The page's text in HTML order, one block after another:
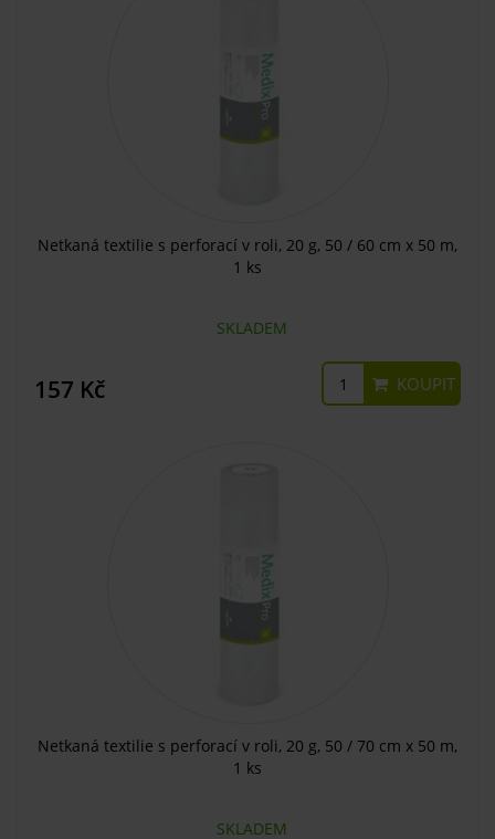
Netkaná textilie s perforací v roli, 20 g, 50 / 60 cm x 50 m,
1 ks
SKLADEM
157 Kč KOUPIT
Netkaná textilie s perforací v roli, 20 g, 50 / 70 cm x 50 m,
1 ks
SKLADEM